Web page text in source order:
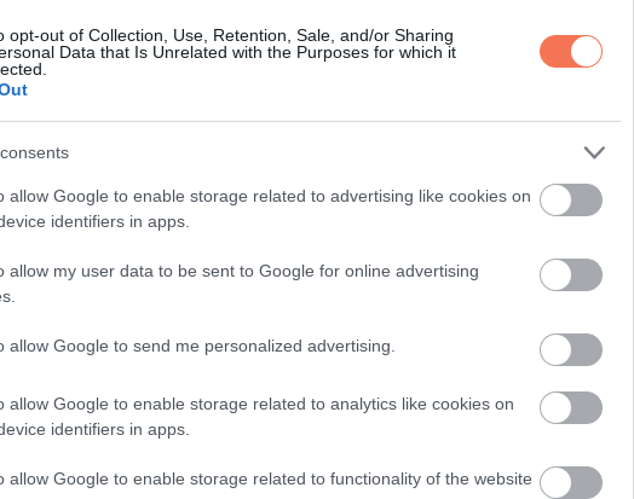
opt-out of Collection, Use, Retention, Sale, and/or Sharing
Data that Is Unrelated with the Purposes for which it
allow Google to enable storage related to advertising like cookies on
identifiers in apps.
allow my user data to be sent to Google for online advertising
allow Google to send me personalized advertising.
allow Google to enable storage related to analytics like cookies on
identifiers in apps.
allow Google to enable storage related to functionality of the website
Billy és Stephen, egy búvárbalesetben halt meg. Billy nem jött
és meghalt. Billy holttestét sosem találták meg.
függőségi gondjait a feldolgozatlan gyásszal. Azt mondta, csak
tudott megbocsátani magának a húga halála miatt. A legsötétebb
akik hasonló helyzetbe kerülnek, szerinte ilyenkor közelebb kell
beszél. Szerinte mindenkivel történik nagy veszteség, ő csak
bármennyire igazságtalannak is tűnnek.